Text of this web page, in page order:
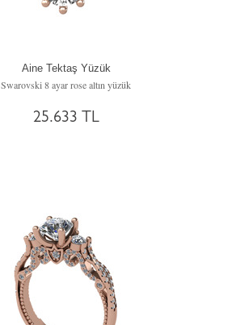
Aine Tektaş Yüzük
Swarovski 8 ayar rose altın yüzük
25.633 TL